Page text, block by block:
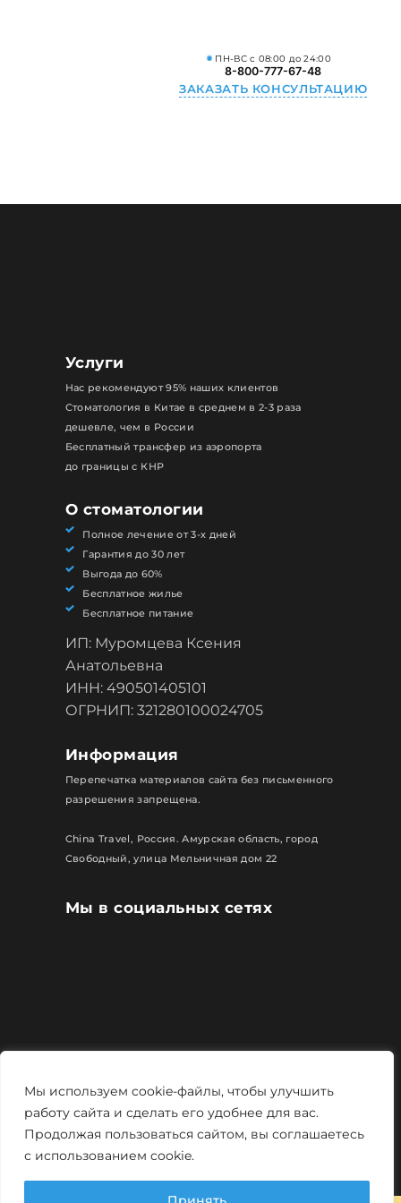
Мы используем cookie-файлы, чтобы улучшить
работу сайта и сделать его удобнее для вас.
Продолжая пользоваться сайтом, вы соглашаетесь
с использованием cookie.
ПН-ВС с 08:00 до 24:00
8-800-777-67-48
ЗАКАЗАТЬ КОНСУЛЬТАЦИЮ
Мы в социальных сетях
Услуги
Нас рекомендуют 95% наших клиентов
Стоматология в Китае в среднем в 2-3 раза
дешевле, чем в России
Бесплатный трансфер из аэропорта
до границы с КНР
О стоматологии
Полное лечение от 3-х дней
Гарантия до 30 лет
Выгода до 60%
Бесплатное жилье
Бесплатное питание
ИП: Муромцева Ксения
Анатольевна
ИНН: 490501405101
ОГРНИП: 321280100024705
Информация
Перепечатка материалов сайта без письменного
разрешения запрещена.
China Travel, Россия. Амурская область, город
Свободный, улица Мельничная дом 22
Политика конфиденциальности
Мощно и креативно отMonstro-studio